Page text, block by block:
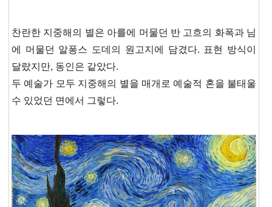
찬란한 지중해의 별은 아를에 머물던 반 고흐의 화폭과 님
에 머물던 알퐁스 도데의 원고지에 담겼다. 표현 방식이
달랐지만, 동인은 같았다.
두 예술가 모두 지중해의 별을 매개로 예술적 혼을 불태울
수 있었던 면에서 그렇다.